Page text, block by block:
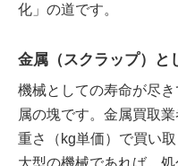
化」の道です。
金属（スクラップ）と
機械としての寿命が尽
属の塊です。金属買取
重さ（kg単価）で買い